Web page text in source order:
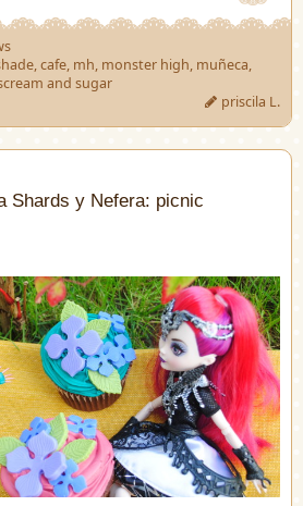
,cafe, mh, monster high, muñeca,
and sugar
priscila L.
Shards y Nefera: picnic